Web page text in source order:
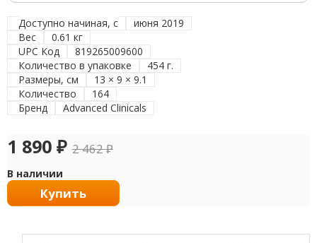
Доступно начиная, с
июня 2019
Вес
0.61 кг
UPC Код
819265009600
Количество в упаковке
454 г.
Размеры, см
13 × 9 × 9.1
Количество
164
Бренд
Advanced Clinicals
1 890 ₽ 2 462₽
В наличии
Купить